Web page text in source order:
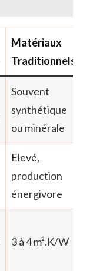
Matériaux
Traditionnels
Souvent
synthétique
ou minérale
Elevé,
production
énergivore
3 à 4 m².K/W